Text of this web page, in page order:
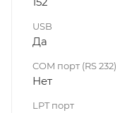
USB
Да
COM порт (RS 232)
Нет
LPT порт